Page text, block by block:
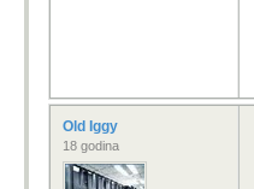
Old Iggy
18 godina